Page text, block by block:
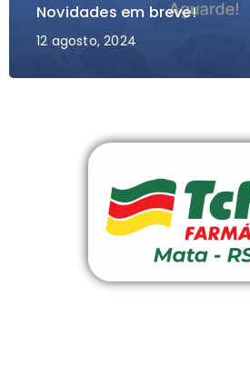
Novidades em breve!
12 agosto, 2024